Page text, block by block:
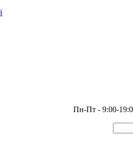
Пн-Пт - 9:00-